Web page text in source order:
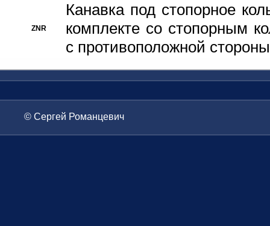
ZNR
Канавка под стопорное
комплекте со стопорным
с противоположной стороны
© Сергей Романцевич